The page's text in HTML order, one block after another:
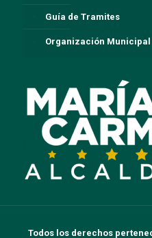
Guía de Tramites
Organización Municipal
Todos los derechos